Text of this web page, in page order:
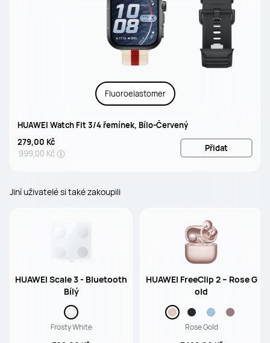
Fluoroelastomer
HUAWEI Watch Fit 3/4 řemínek, Bílo-Červený
279,00 Kč
999,00 Kč
Přidat
Jiní uživatelé si také zakoupili
HUAWEI Scale 3 - Bluetooth
Bílý
Frosty White
HUAWEI FreeClip 2 – Rose G
old
Rose Gold